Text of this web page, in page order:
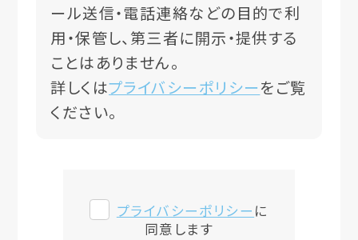
ール送信・電話連絡などの目的で利
用・保管し、第三者に開示・提供する
ことはありません。
詳しくはプライバシーポリシーをご覧
ください。
プライバシーポリシー に
同意します